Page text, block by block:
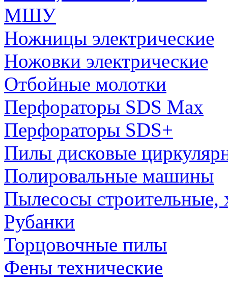
МШУ
Ножницы электрические
Ножовки электрические
Отбойные молотки
Перфораторы SDS Max
Перфораторы SDS+
Пилы дисковые
Полировальные машины
Пылесосы строительные,
Рубанки
Торцовочные пилы
Фены технические